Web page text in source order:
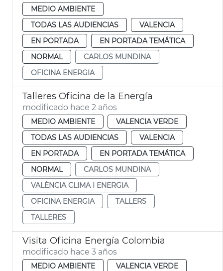
MEDIO AMBIENTE
TODAS LAS AUDIENCIAS
VALENCIA
EN PORTADA
EN PORTADA TEMÁTICA
NORMAL
CARLOS MUNDINA
OFICINA ENERGIA
Talleres Oficina de la Energía
modificado hace 2 años
MEDIO AMBIENTE
VALENCIA VERDE
TODAS LAS AUDIENCIAS
VALENCIA
EN PORTADA
EN PORTADA TEMÁTICA
NORMAL
CARLOS MUNDINA
VALÈNCIA CLIMA I ENERGIA
OFICINA ENERGIA
TALLERS
TALLERES
Visita Oficina Energía Colombia
modificado hace 3 años
MEDIO AMBIENTE
VALENCIA VERDE